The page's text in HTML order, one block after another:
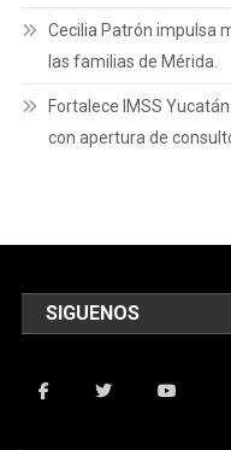
Cecilia Patrón impulsa
las familias de Mérida.
Fortalece IMSS
con apertura de
SIGUENOS